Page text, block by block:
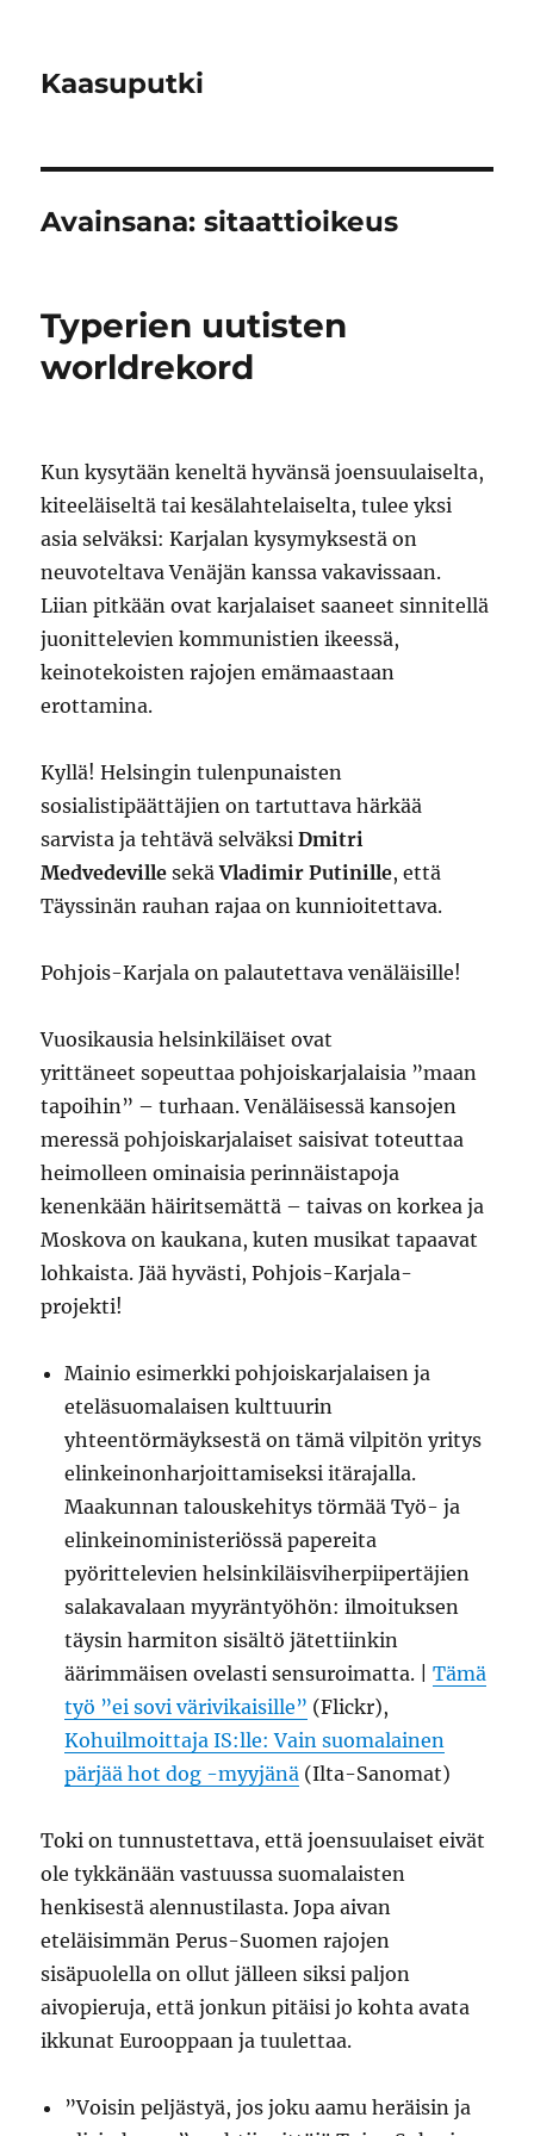
Kaasuputki
Avainsana:sitaattioikeus
Typerien uutisten
worldrekord
Kun kysytään keneltä hyvänsä joensuulaiselta,
kiteeläiseltä tai kesälahtelaiselta, tulee yksi
asia selväksi: Karjalan kysymyksestä on
neuvoteltava Venäjän kanssa vakavissaan.
Liian pitkään ovat karjalaiset saaneet sinnitellä
juonittelevien kommunistien ikeessä,
keinotekoisten rajojen emämaastaan
erottamina.
Kyllä! Helsingin tulenpunaisten
sosialistipäättäjien on tartuttava härkää
sarvista ja tehtävä selväksiDmitri
Medvedeville sekäVladimir Putinille, että
Täyssinän rauhan rajaa on kunnioitettava.
Pohjois-Karjala on palautettava venäläisille!
Vuosikausia helsinkiläiset ovat
yrittäneet sopeuttaa pohjoiskarjalaisia ”maan
tapoihin” – turhaan. Venäläisessä kansojen
meressä pohjoiskarjalaiset saisivat toteuttaa
heimolleen ominaisia perinnäistapoja
kenenkään häiritsemättä – taivas on korkea ja
Moskova on kaukana, kuten musikat tapaavat
lohkaista. Jää hyvästi, Pohjois-Karjala-
projekti!
Mainio esimerkki pohjoiskarjalaisen ja
eteläsuomalaisen kulttuurin
yhteentörmäyksestä on tämä vilpitön yritys
elinkeinonharjoittamiseksi itärajalla.
Maakunnan talouskehitys törmää Työ- ja
elinkeinoministeriössä papereita
pyörittelevien helsinkiläisviherpiipertäjien
salakavalaan myyräntyöhön: ilmoituksen
täysin harmiton sisältö jätettiinkin
äärimmäisen ovelasti sensuroimatta. |Tämä
työ ”ei sovi värivikaisille” (Flickr),
Kohuilmoittaja IS:lle: Vain suomalainen
pärjää hot dog -myyjänä (Ilta-Sanomat)
Toki on tunnustettava, että joensuulaiset eivät
ole tykkänään vastuussa suomalaisten
henkisestä alennustilasta. Jopa aivan
eteläisimmän Perus-Suomen rajojen
sisäpuolella on ollut jälleen siksi paljon
aivopieruja, että jonkun pitäisi jo kohta avata
ikkunat Eurooppaan ja tuulettaa.
”Voisin peljästyä, jos joku aamu heräisin ja